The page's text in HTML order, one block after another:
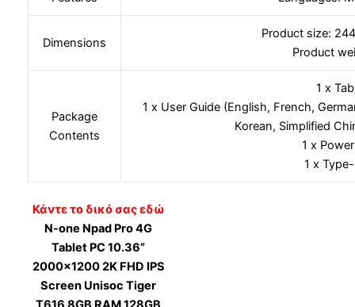
Dimensions
Product size:
Product
Package
Contents
1 x
1 x User Guide (English, French,
Korean, Simplified
1 x
1 x
Κάντε το δικό σας εδώ
N-one Npad Pro 4G
Tablet PC 10.36”
2000×1200 2K FHD IPS
Screen Unisoc Tiger